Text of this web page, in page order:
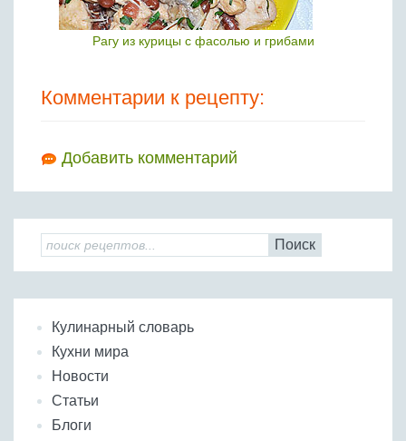
Рагу из курицы с фасолью и грибами
Комментарии к рецепту:
Добавить комментарий
Поиск
Кулинарный словарь
Кухни мира
Новости
Статьи
Блоги